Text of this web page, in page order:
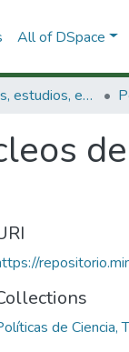
All of DSpace
3.2.1. Políticas, estudios, evaluaciones e indicadores de CTeI
de Ciencia,